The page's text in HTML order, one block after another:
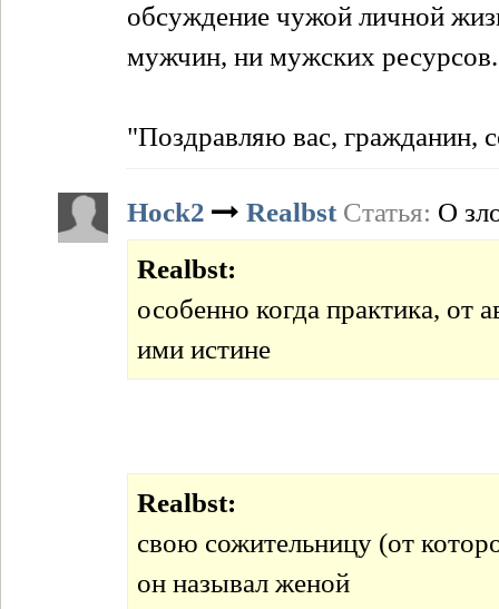
обсуждение чужой личной
мужчин, ни мужских
"Поздравляю вас, гражданин,
Hock2 Realbst Статья: О
Realbst:
особенно когда практика, от
ими истине
Realbst:
свою сожительницу (от
он называл женой